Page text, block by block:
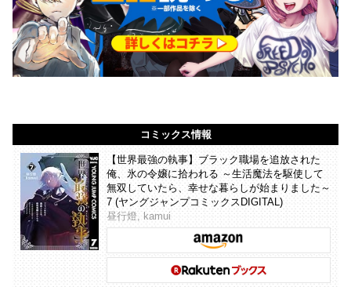
コミックス情報
【世界最強の執事】ブラック職場を追放された
俺、氷の令嬢に拾われる ～生活魔法を駆使して
無双していたら、幸せな暮らしが始まりました～
7 (ヤングジャンプコミックスDIGITAL)
昼行燈, kamui